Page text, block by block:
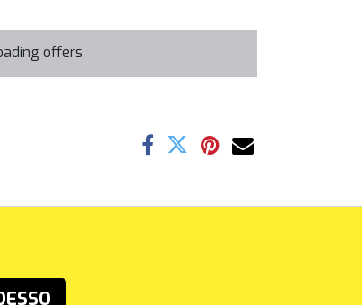
offers